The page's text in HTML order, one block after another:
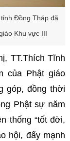
Đồng Tháp đã
Khu vực III
TT.Thích Tĩnh
của Phật giáo
góp, đồng thời
Phật sự năm
thống “tốt đời,
hội, đẩy mạnh